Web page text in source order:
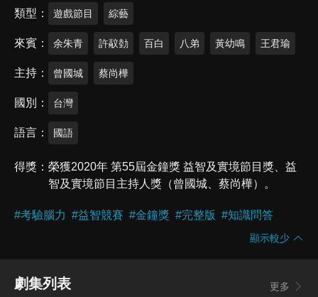
類型 遊戲節目 綜藝
來賓 余朱青 許䰚勎 百白 八弟 黃幼鳴 王君瑜
主持 曾國城 蔡尚樺
國別 台灣
語言 國語
得獎
榮獲2020年 第55屆金鐘獎 益智及實境節目獎、益
智及實境節目主持人獎（曾國城、蔡尚樺）。
#考驗腦力 #益智競賽 #金鐘獎 #完整版 #知識問答
顯示較少
劇集列表 更多